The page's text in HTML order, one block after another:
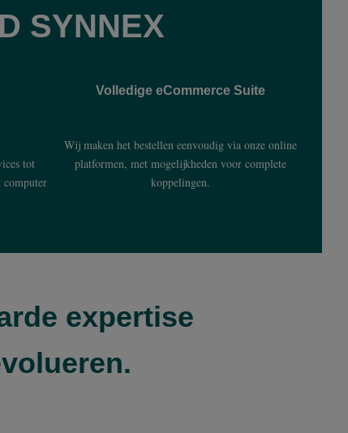
SYNNEX
tot
computer
Volledige eCommerce Suite
Wij maken het bestellen eenvoudig via onze online
platformen, met mogelijkheden voor complete
koppelingen.
expertise